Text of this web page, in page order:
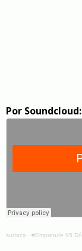
Por Soundcloud:
sudaca · #Emprende 95